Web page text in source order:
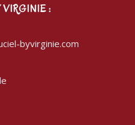
VIRGINIE :
byvirginie.com